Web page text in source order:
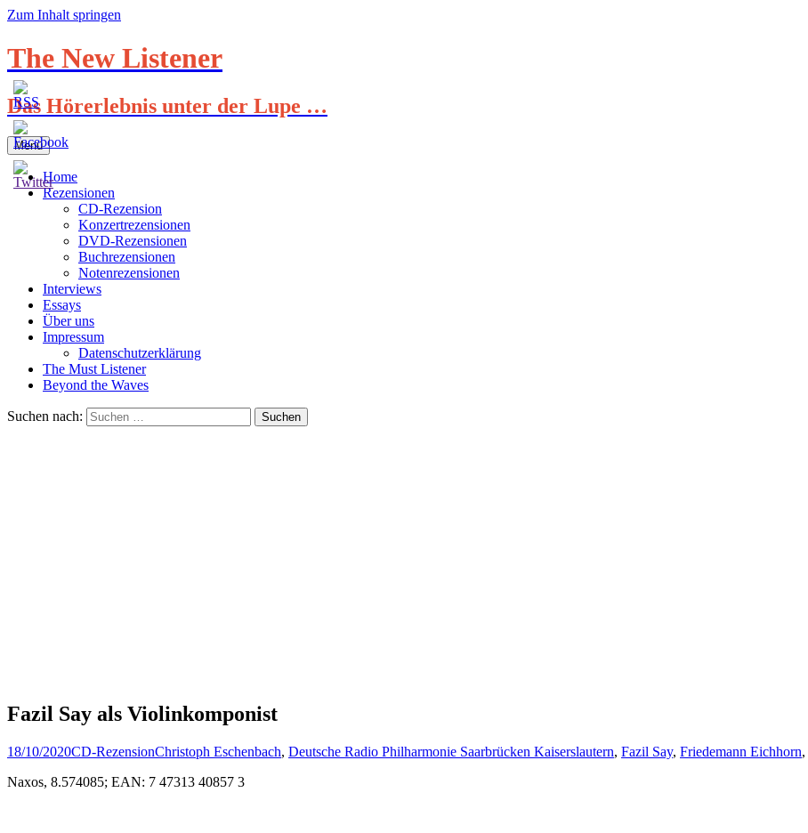
Zum Inhalt springen
The New Listener
Das Hörerlebnis unter der Lupe …
Menü
Home
Rezensionen
CD-Rezension
Konzertrezensionen
DVD-Rezensionen
Buchrezensionen
Notenrezensionen
Interviews
Essays
Über uns
Impressum
Datenschutzerklärung
The Must Listener
Beyond the Waves
Suchen nach:
Fazil Say als Violinkomponist
18/10/2020CD-RezensionChristoph Eschenbach, Deutsche Radio Philharmonie Saarbrücken Kaiserslautern, Fazil Say, Friedemann Eichhorn,
Naxos, 8.574085; EAN: 7 47313 40857 3